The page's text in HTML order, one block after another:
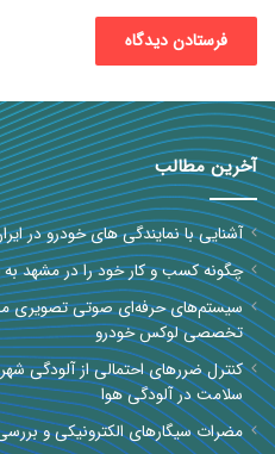
آخرین مطالب
آشنایی با نمایندگی های خودرو در
چگونه کسب و کار خود را در مشهد
سیستم‌های حرفه‌ای صوتی تصویری
تخصصی لوکس خودرو
کنترل ضررهای احتمالی از آلودگی
سلامت در آلودگی هوا
مضرات سیگارهای الکترونیکی و